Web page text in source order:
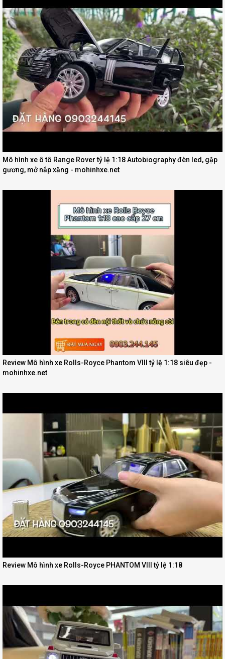
Mô hình xe ô tô Range Rover tỷ lệ 1:18 Autobiography đèn led, gập
gương, mở nắp xăng - mohinhxe.net
Review Mô hình xe Rolls-Royce Phantom VIII tỷ lệ 1:18 siêu đẹp -
mohinhxe.net
Review Mô hình xe Rolls-Royce PHANTOM VIII tỷ lệ 1:18